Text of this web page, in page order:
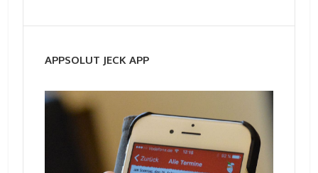
APPSOLUT JECK APP